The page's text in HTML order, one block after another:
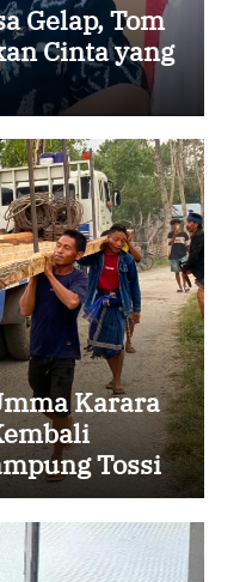
Gelap, Tom
Cinta yang
Karara
Tossi